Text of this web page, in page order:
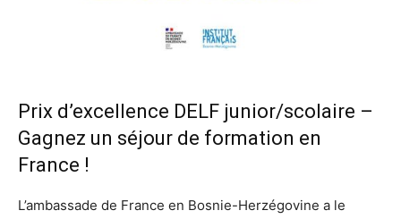
Prix d’excellence DELF junior/scolaire –
Gagnez un séjour de formation en
France !
L’ambassade de France en Bosnie-Herzégovine a le